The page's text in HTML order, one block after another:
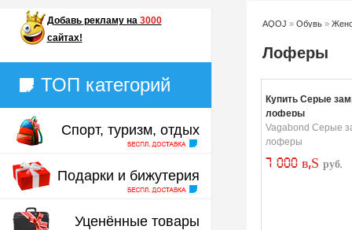
Добавь рекламу на 3000
сайтах!
ТОП категорий
Спорт, туризм, отдых
Подарки и бижутерия
Уценённые товары
AQOJ » Обувь »
Лоферы
Купить Серые
лоферы
Vagabond Серые
лоферы
7 000 в‚Ѕ руб.